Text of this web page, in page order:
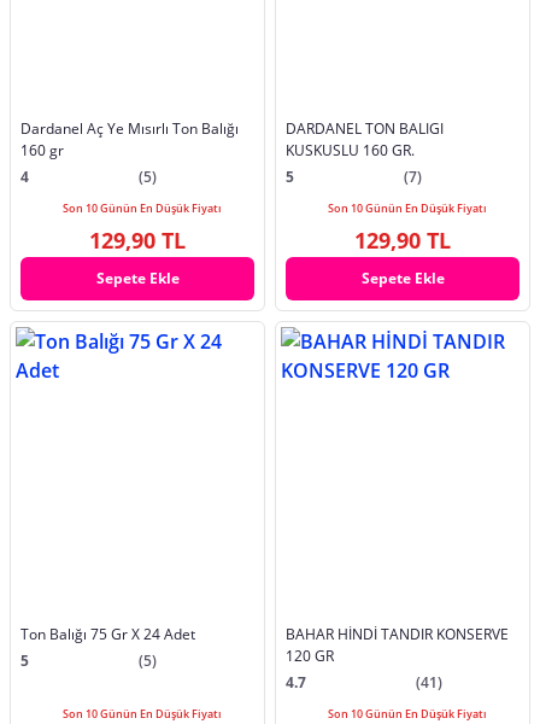
Dardanel Aç Ye Mısırlı Ton Balığı
160 gr
4
(5)
Son 10 Günün En Düşük Fiyatı
129,90 TL
Sepete Ekle
DARDANEL TON BALIGI
KUSKUSLU 160 GR.
5
(7)
Son 10 Günün En Düşük Fiyatı
129,90 TL
Sepete Ekle
Ton Balığı 75 Gr X 24 Adet
5
(5)
Son 10 Günün En Düşük Fiyatı
BAHAR HİNDİ TANDIR KONSERVE
120 GR
4.7
(41)
Son 10 Günün En Düşük Fiyatı